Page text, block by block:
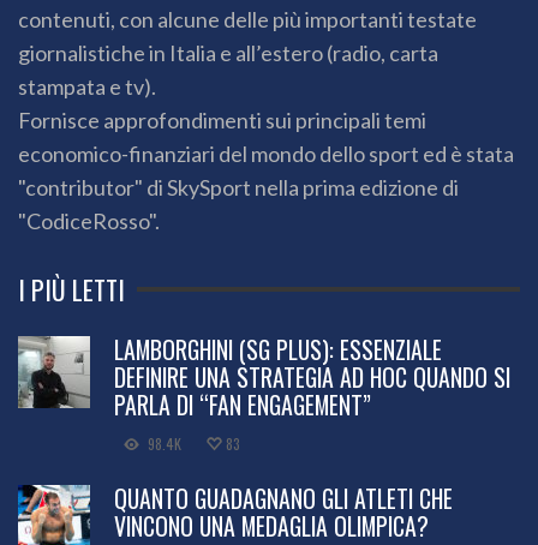
contenuti, con alcune delle più importanti testate
giornalistiche in Italia e all’estero (radio, carta
stampata e tv).
Fornisce approfondimenti sui principali temi
economico-finanziari del mondo dello sport ed è stata
"contributor" di SkySport nella prima edizione di
"CodiceRosso".
I PIÙ LETTI
LAMBORGHINI (SG PLUS): ESSENZIALE
DEFINIRE UNA STRATEGIA AD HOC QUANDO SI
PARLA DI “FAN ENGAGEMENT”
98.4K 83
QUANTO GUADAGNANO GLI ATLETI CHE
VINCONO UNA MEDAGLIA OLIMPICA?